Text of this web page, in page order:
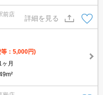
前店
詳細を見る
：5,000円)
ヶ月